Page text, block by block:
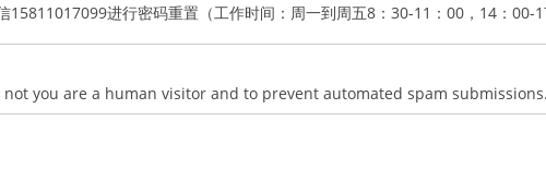
）
15811017099进行密码重置（工作时间：周一到周五8：30-11：00，14：00-
you are a human visitor and to prevent automated spam